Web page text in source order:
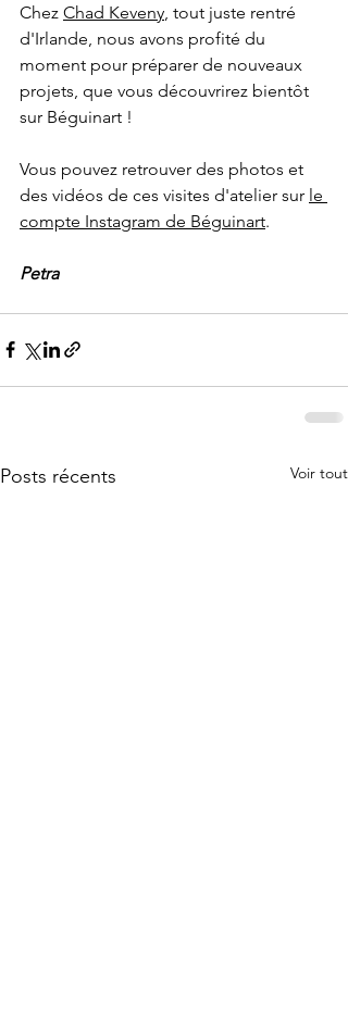
Chez Chad Keveny, tout juste rentré
d'Irlande, nous avons profité du
moment pour préparer de nouveaux
projets, que vous découvrirez bientôt
sur Béguinart !
Vous pouvez retrouver des photos et
des vidéos de ces visites d'atelier sur le
compte Instagram de Béguinart.
Petra
Posts récents Voir tout